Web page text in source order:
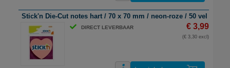
Stick'n Die-Cut notes hart / 70 x 70 mm / neon-roze / 50 vel
DIRECT LEVERBAAR € 3,99
(€ 3,30 excl)